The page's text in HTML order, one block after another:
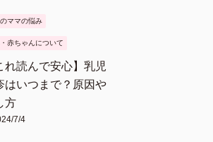
ママの悩み
赤ちゃんについて
れ読んで安心】乳児
はいつまで？原因や
方
7/4